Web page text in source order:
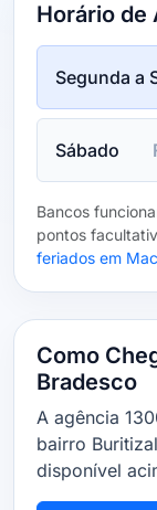
Horário de
Segunda a
Sábado
Bancos
pontos
feriados em
Como
Bradesco
A agência
bairro
disponível